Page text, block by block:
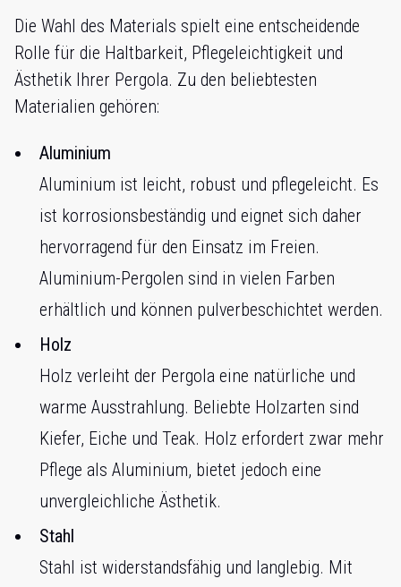
Die Wahl des Materials spielt eine entscheidende
Rolle für die Haltbarkeit, Pflegeleichtigkeit und
Ästhetik Ihrer Pergola. Zu den beliebtesten
Materialien gehören:
Aluminium
Aluminium ist leicht, robust und pflegeleicht. Es
ist korrosionsbeständig und eignet sich daher
hervorragend für den Einsatz im Freien.
Aluminium-Pergolen sind in vielen Farben
erhältlich und können pulverbeschichtet werden.
Holz
Holz verleiht der Pergola eine natürliche und
warme Ausstrahlung. Beliebte Holzarten sind
Kiefer, Eiche und Teak. Holz erfordert zwar mehr
Pflege als Aluminium, bietet jedoch eine
unvergleichliche Ästhetik.
Stahl
Stahl ist widerstandsfähig und langlebig. Mit